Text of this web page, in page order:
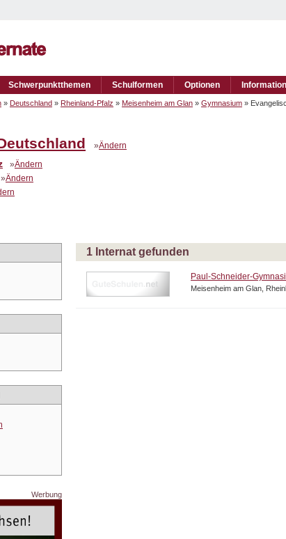
Schwerpunktthemen Schulformen Optionen
» Deutschland » Rheinland-Pfalz » Meisenheim am Glan » Gymnasium »
»Ändern
»Ändern
»Ändern
Werbung
1 Internat gefunden
Paul-Schneider-
Meisenheim am Glan,